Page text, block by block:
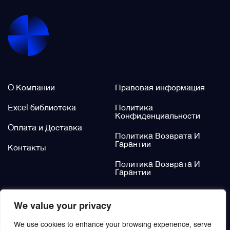
We value your privacy
We use cookies to enhance your browsing experience, serve
О Компании
Excel библиотека
Оплата и Доставка
Контакты
Правовая информация
Политика
Конфиденциальности
Политика Возврата И
Гарантии
Политика Возврата И
Гарантии
Фильтры и фильтроэлементы
Щётки (угольные щётки)